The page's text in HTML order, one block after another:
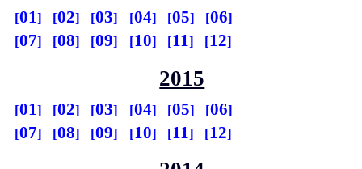
01 02 03 04 05
06
07
08 09 10 11 12
2015
01 02 03 04 05
06
07
08 09 10 11 12